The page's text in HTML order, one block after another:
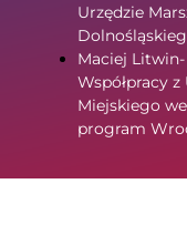
Urzędzie
Maciej
Współpracy
Miejskiego
program